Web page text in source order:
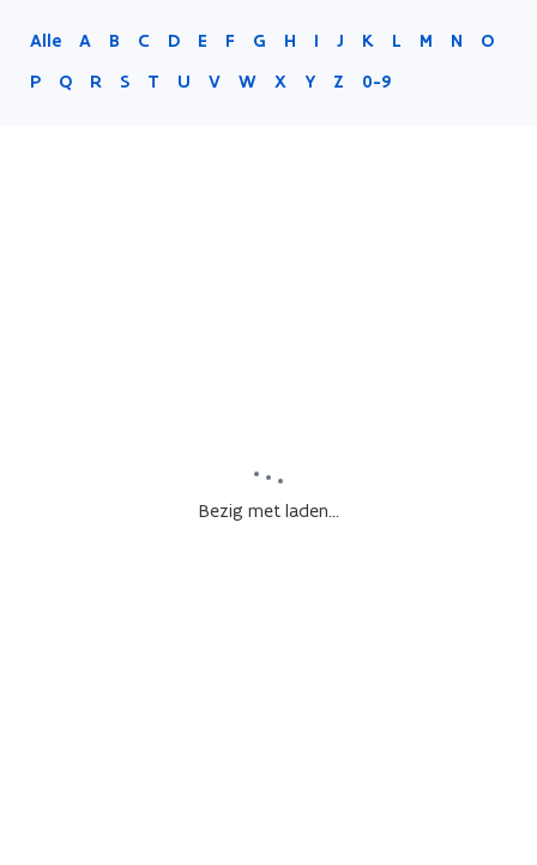
Alle A B C D E F G H I J K L M N
O
P
Q R S T U V W X Y Z 0-9
Bezig met laden...